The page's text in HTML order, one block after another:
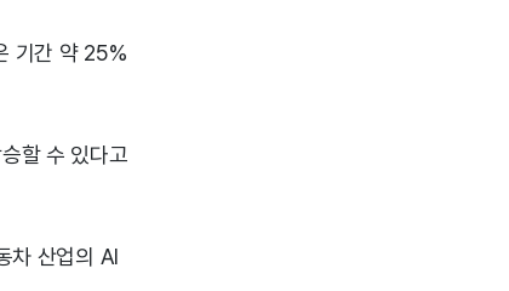
기간 약 25%
할 수 있다고
차 산업의 AI